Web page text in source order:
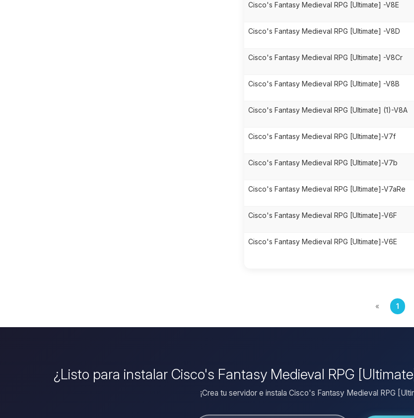
Cisco's Fantasy Medieval RPG [Ultimate] -V8E
Cisco's Fantasy Medieval RPG [Ultimate] -V8D
Cisco's Fantasy Medieval RPG [Ultimate] -V8Cr
Cisco's Fantasy Medieval RPG [Ultimate] -V8B
Cisco's Fantasy Medieval RPG [Ultimate] (1)-V8A
Cisco's Fantasy Medieval RPG [Ultimate]-V7f
Cisco's Fantasy Medieval RPG [Ultimate]-V7b
Cisco's Fantasy Medieval RPG [Ultimate]-V7aRe
Cisco's Fantasy Medieval RPG [Ultimate]-V6F
Cisco's Fantasy Medieval RPG [Ultimate]-V6E
« 1
¿Listo para instalar Cisco's Fantasy Medieval RPG
¡Crea tu servidor e instala Cisco's Fantasy Medieval RPG